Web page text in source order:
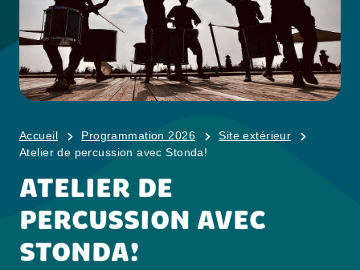
Accueil Programmation 2026
Site extérieur
Atelier de percussion avec Stonda!
ATELIER DE
PERCUSSION AVEC
STONDA!